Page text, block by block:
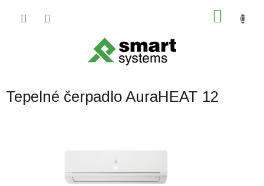
Tepelné čerpadlo AuraHEAT 12